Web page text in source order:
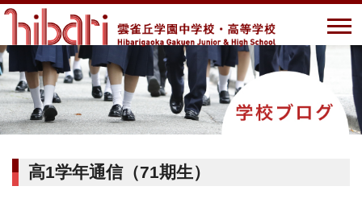
高1学年通信（71期生）